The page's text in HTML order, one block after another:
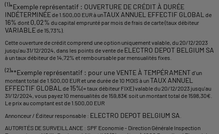
(1)*Exemple représentatif : OUVERTURE DE CRÉDIT À DURÉE
INDÉTERMINÉEde 1.500,00 EUR à unTAUX ANNUEL EFFECTIF GLOBAL de
16% dont 0,02% du capital emprunté par mois de frais de carte (taux débiteur
VARIABLEde 15,73%).
Cette ouverture de crédit comprend une option uniquement valable, du 20/12/2023
jusqu'au 31/12/2024, dans les points de vente de ELECTRO DEPOT BELGIUM SA
à un taux débiteur de 14,72% et remboursable par mensualités fixes.
(2)**Exemple représentatif : pour une VENTE À TEMPÉRAMENTd'un
montant total de 1.500,00 EUR et une durée de 10 MOIS à unTAUX ANNUEL
EFFECTIF GLOBAL de 15%(= taux débiteur FIXE) valable du 20/12/2023 jusqu'au
31/12/2024, vous payez 10 mensualités de 159,83€ soit un montant total de 1598,30€.
Le prix au comptant est de 1.500,00 EUR
Annonceur / Éditeur responsable : ELECTRO DEPOT BELGIUM SA
AUTORITÉS DE SURVEILLANCE : SPF Economie - Direction Générale Inspection